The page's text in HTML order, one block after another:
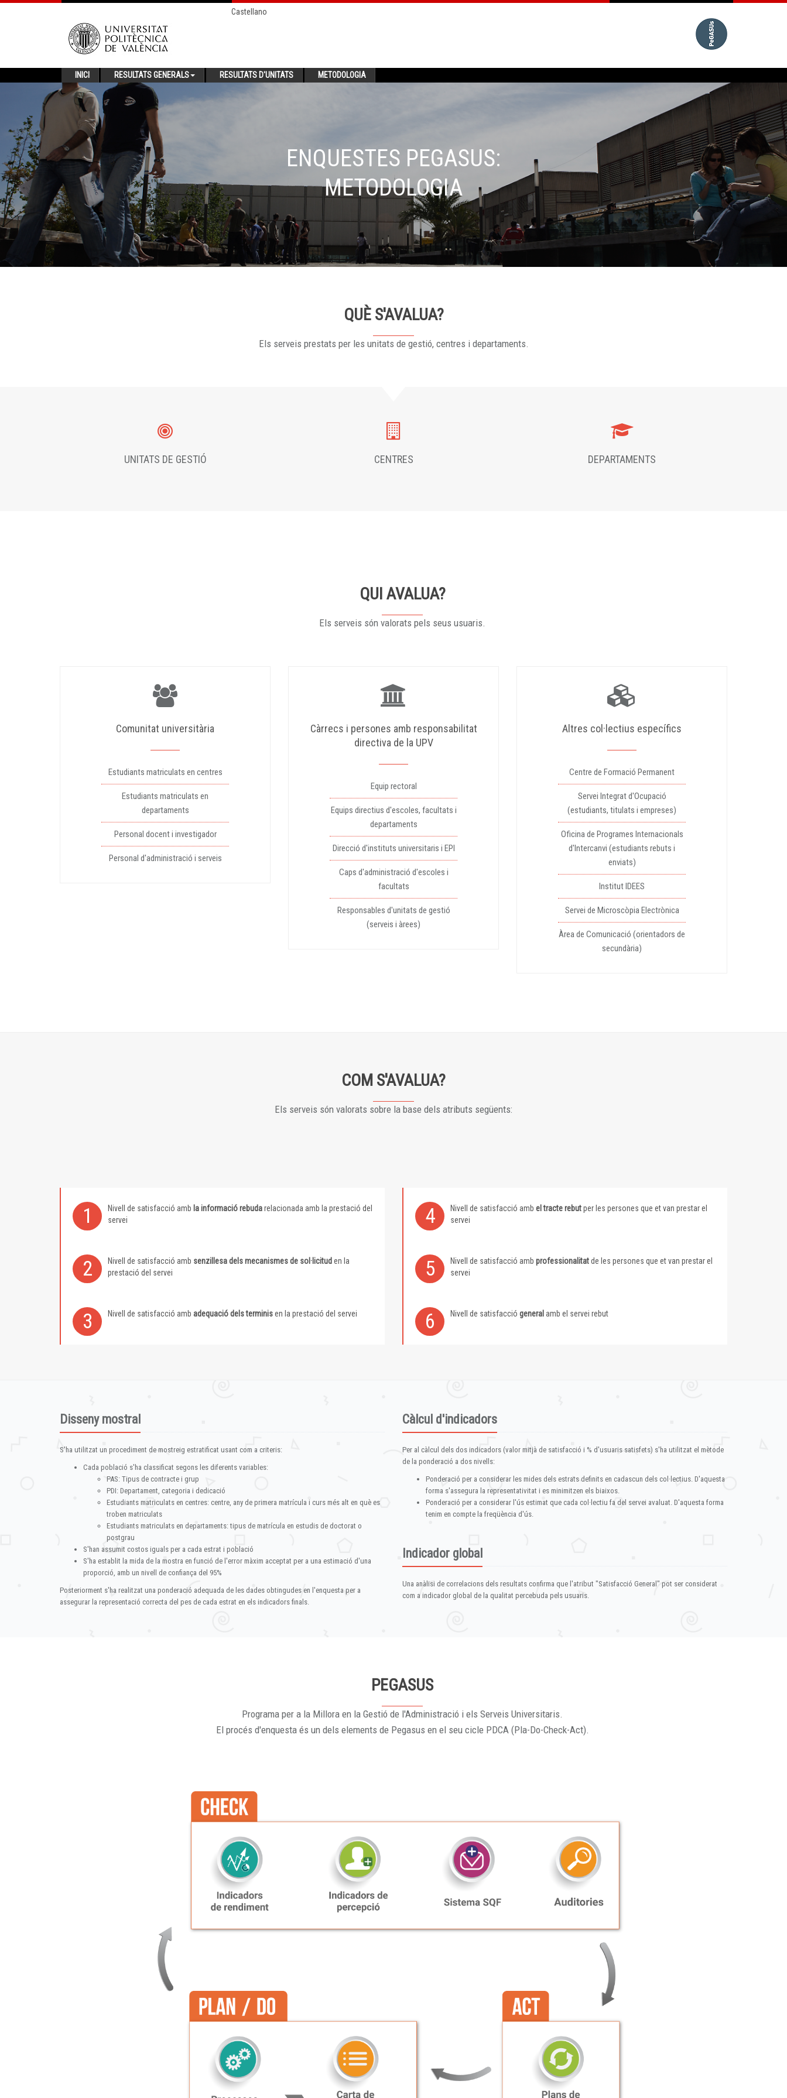
Castellano
INICI RESULTATS GENERALS RESULTATS D'UNITATS METODOLOGIA
ENQUESTES PEGASUS:
METODOLOGIA
QUÈ S'AVALUA?
Els serveis prestats per les unitats de gestió, centres i departaments.
UNITATS DE GESTIÓ CENTRES DEPARTAMENTS
QUI AVALUA?
Els serveis són valorats pels seus usuaris.
Comunitat universitària
Estudiants matriculats en centres
Estudiants matriculats en
departaments
Personal docent i investigador
Personal d'administració i serveis
Càrrecs i persones amb responsabilitat
directiva de la UPV
Equip rectoral
Equips directius d'escoles, facultats i
departaments
Direcció d'instituts universitaris i EPI
Caps d'administració d'escoles i
facultats
Responsables d'unitats de gestió
(serveis i àrees)
Altres col·lectius específics
Centre de Formació Permanent
Servei Integrat d'Ocupació
(estudiants, titulats i empreses)
Oficina de Programes Internacionals
d'Intercanvi (estudiants rebuts i
enviats)
Institut IDEES
Servei de Microscòpia Electrònica
Àrea de Comunicació (orientadors de
secundària)
COM S'AVALUA?
Els serveis són valorats sobre la base dels atributs següents:
1 Nivell de satisfacció amb la informació rebudarelacionada amb la prestació del
servei
4 Nivell de satisfacció amb el tracte rebutper les persones que et van prestar el
servei
2 Nivell de satisfacció amb senzillesa dels mecanismes de sol·licitud en la
prestació del servei
5 Nivell de satisfacció amb professionalitatde les persones que et van prestar el
servei
3 Nivell de satisfacció amb adequació dels terminisen la prestació del servei 6 Nivell de satisfacció general amb el servei rebut
Disseny mostral
S'ha utilitzat un procediment de mostreig estratificat usant com a criteris:
Cada població s'ha classificat segons les diferents variables:
PAS: Tipus de contracte i grup
PDI: Departament, categoria i dedicació
Estudiants matriculats en centres: centre, any de primera matrícula i curs més alt en què es
troben matriculats
Estudiants matriculats en departaments: tipus de matrícula en estudis de doctorat o
postgrau
S'han assumit costos iguals per a cada estrat i població
S'ha establit la mida de la mostra en funció de l'error màxim acceptat per a una estimació d'una
proporció, amb un nivell de confiança del 95%
Posteriorment s'ha realitzat una ponderació adequada de les dades obtingudes en l'enquesta per a
assegurar la representació correcta del pes de cada estrat en els indicadors finals.
Càlcul d'indicadors
Per al càlcul dels dos indicadors (valor mitjà de satisfacció i % d'usuaris satisfets) s'ha utilitzat el mètode
de la ponderació a dos nivells:
Ponderació per a considerar les mides dels estrats definits en cadascun dels col·lectius. D'aquesta
forma s'assegura la representativitat i es minimitzen els biaixos.
Ponderació per a considerar l'ús estimat que cada col·lectiu fa del servei avaluat. D'aquesta forma
tenim en compte la freqüència d'ús.
Indicador global
Una anàlisi de correlacions dels resultats confirma que l'atribut "Satisfacció General" pot ser considerat
com a indicador global de la qualitat percebuda pels usuaris.
PEGASUS
Programa per a la Millora en la Gestió de l'Administració i els Serveis Universitaris.
El procés d'enquesta és un dels elements de Pegasus en el seu cicle PDCA (Pla-Do-Check-Act).